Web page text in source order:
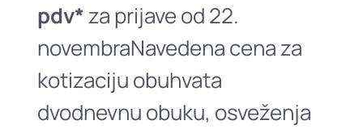
pdv*za prijave od 22.
novembraNavedena cena za
kotizaciju obuhvata
dvodnevnu obuku, osveženja